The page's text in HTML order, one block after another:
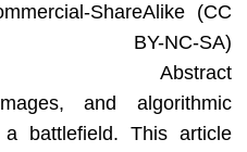
ShareAlike (CC
BY-NC-SA)
Abstract
and algorithmic
a battlefield. This article